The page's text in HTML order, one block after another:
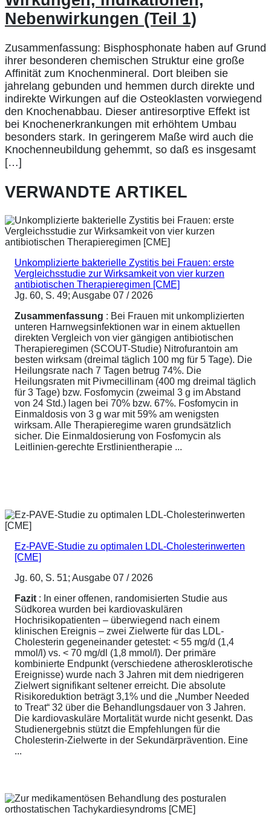
Nebenwirkungen (Teil 1)
Zusammenfassung: Bisphosphonate haben auf Grund
ihrer besonderen chemischen Struktur eine große
Affinität zum Knochenmineral. Dort bleiben sie
jahrelang gebunden und hemmen durch direkte und
indirekte Wirkungen auf die Osteoklasten vorwiegend
den Knochenabbau. Dieser antiresorptive Effekt ist
bei Knochenerkrankungen mit erhöhtem Umbau
besonders stark. In geringerem Maße wird auch die
Knochenneubildung gehemmt, so daß es insgesamt
[…]
VERWANDTE ARTIKEL
Unkomplizierte bakterielle Zystitis bei Frauen: erste
Vergleichsstudie zur Wirksamkeit von vier kurzen
antibiotischen Therapieregimen [CME]
Jg. 60, S. 49; Ausgabe 07 / 2026
Zusammenfassung : Bei Frauen mit unkomplizierten
unteren Harnwegsinfektionen war in einem aktuellen
direkten Vergleich von vier gängigen antibiotischen
Therapieregimen (SCOUT-Studie) Nitrofurantoin am
besten wirksam (dreimal täglich 100 mg für 5 Tage). Die
Heilungsrate nach 7 Tagen betrug 74%. Die
Heilungsraten mit Pivmecillinam (400 mg dreimal täglich
für 3 Tage) bzw. Fosfomycin (zweimal 3 g im Abstand
von 24 Std.) lagen bei 70% bzw. 67%. Fosfomycin in
Einmaldosis von 3 g war mit 59% am wenigsten
wirksam. Alle Therapieregime waren grundsätzlich
sicher. Die Einmaldosierung von Fosfomycin als
Leitlinien-gerechte Erstlinientherapie ...
Ez-PAVE-Studie zu optimalen LDL-Cholesterinwerten
[CME]
Jg. 60, S. 51; Ausgabe 07 / 2026
Fazit : In einer offenen, randomisierten Studie aus
Südkorea wurden bei kardiovaskulären
Hochrisikopatienten – überwiegend nach einem
klinischen Ereignis – zwei Zielwerte für das LDL-
Cholesterin gegeneinander getestet: < 55 mg/d (1,4
mmol/l) vs. < 70 mg/dl (1,8 mmol/l). Der primäre
kombinierte Endpunkt (verschiedene atherosklerotische
Ereignisse) wurde nach 3 Jahren mit dem niedrigeren
Zielwert signifikant seltener erreicht. Die absolute
Risikoreduktion beträgt 3,1% und die „Number Needed
to Treat“ 32 über die Behandlungsdauer von 3 Jahren.
Die kardiovaskuläre Mortalität wurde nicht gesenkt. Das
Studienergebnis stützt die Empfehlungen für die
Cholesterin-Zielwerte in der Sekundärprävention. Eine
...